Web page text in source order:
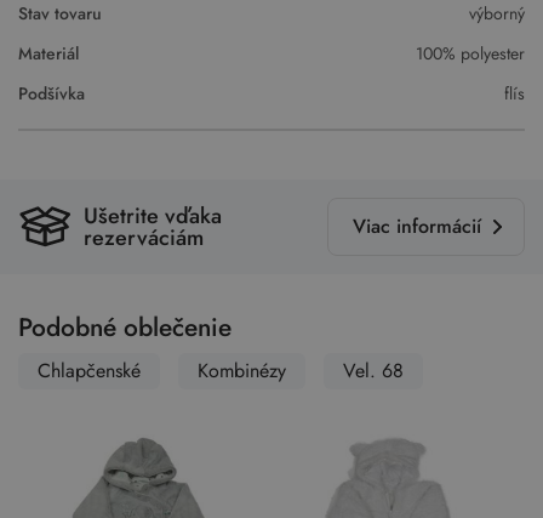
Stav tovaru
výborný
Materiál
100% polyester
Podšívka
flís
Ušetrite vďaka
rezerváciám Viac informácií
Podobné oblečenie
Chlapčenské Kombinézy Vel. 68